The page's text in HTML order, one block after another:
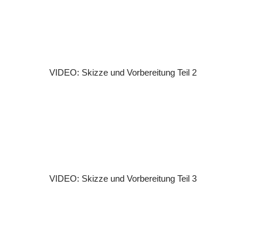
VIDEO: Skizze und Vorbereitung Teil 2
VIDEO: Skizze und Vorbereitung Teil 3